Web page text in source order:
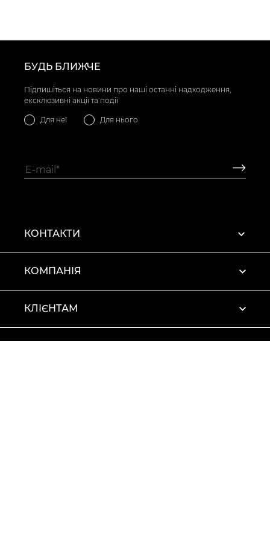
БУДЬ БЛИЖЧЕ
Підпишіться на новини про наші останні надходження,
ексклюзивні акції та події
Для неї Для нього
КОНТАКТИ
КОМПАНІЯ
КЛІЄНТАМ